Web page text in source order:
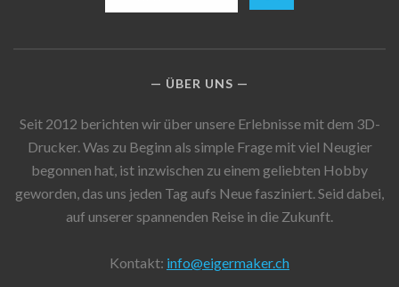
ÜBER UNS
Seit 2012 berichten wir über unsere Erlebnisse mit dem 3D-
Drucker. Was zu Beginn als simple Frage mit viel Neugier
begonnen hat, ist inzwischen zu einem geliebten Hobby
geworden, das uns jeden Tag aufs Neue fasziniert. Seid dabei,
auf unserer spannenden Reise in die Zukunft.
Kontakt: info@eigermaker.ch